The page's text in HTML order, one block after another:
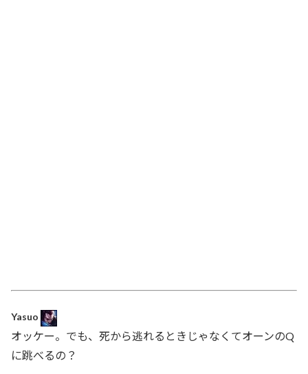
Yasuo
オッケー。でも、死から逃れるときじゃなくてオーンのQ
に跳べるの？